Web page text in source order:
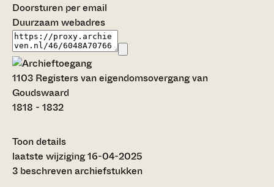
Doorsturen per email
Duurzaam webadres
1103 Registers van eigendomsovergang van
Goudswaard
1818 - 1832
Toon details
Datering:
1818 - 1832
laatste wijziging 16-04-2025
3 beschreven archiefstukken